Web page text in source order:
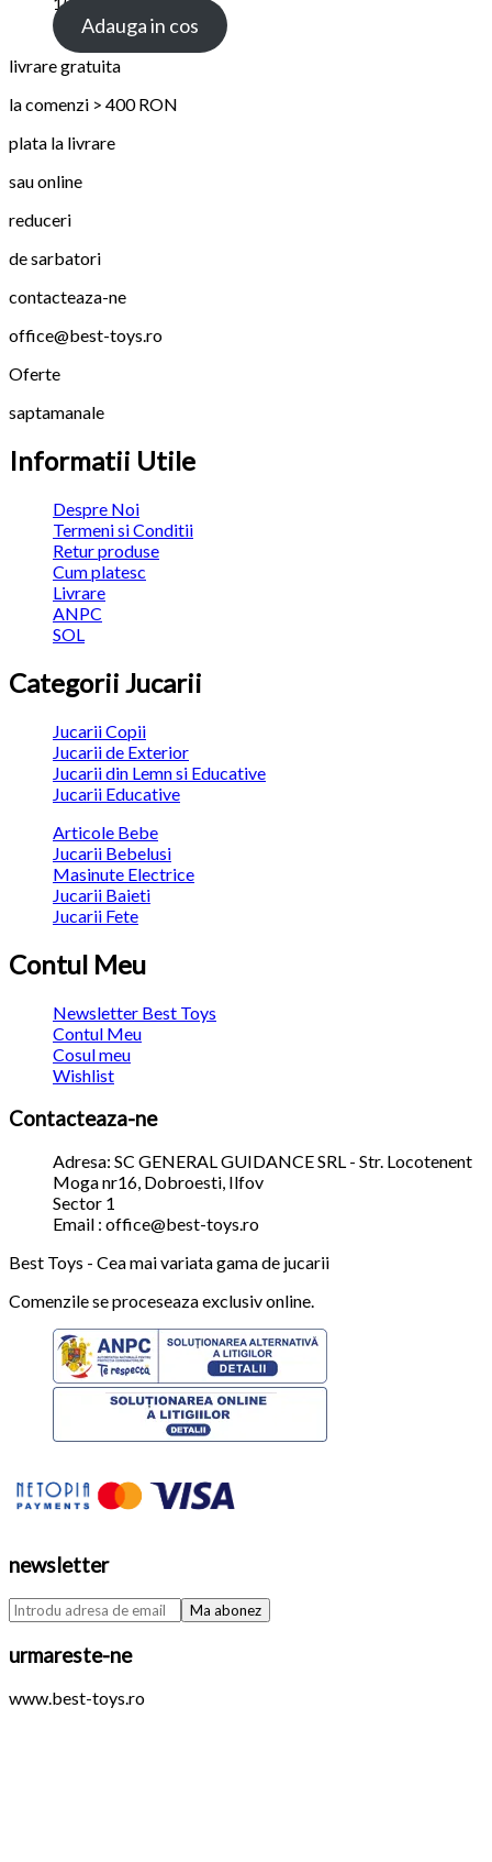
Adauga in cos
livrare gratuita
la comenzi > 400 RON
plata la livrare
sau online
reduceri
de sarbatori
contacteaza-ne
office@best-toys.ro
Oferte
saptamanale
Informatii Utile
Despre Noi
Termeni si Conditii
Retur produse
Cum platesc
Livrare
ANPC
SOL
Categorii Jucarii
Jucarii Copii
Jucarii de Exterior
Jucarii din Lemn si Educative
Jucarii Educative
Articole Bebe
Jucarii Bebelusi
Masinute Electrice
Jucarii Baieti
Jucarii Fete
Contul Meu
Newsletter Best Toys
Contul Meu
Cosul meu
Wishlist
Contacteaza-ne
Adresa: SC GENERAL GUIDANCE SRL - Str. Locotenent
Moga nr16, Dobroesti, Ilfov
Sector 1
Email : office@best-toys.ro
Best Toys - Cea mai variata gama de jucarii
Comenzile se proceseaza exclusiv online.
newsletter
urmareste-ne
www.best-toys.ro